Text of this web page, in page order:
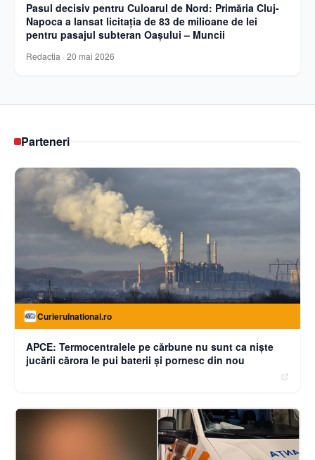
Pasul decisiv pentru Culoarul de Nord: Primăria Cluj-
Napoca a lansat licitația de 83 de milioane de lei
pentru pasajul subteran Oașului – Muncii
Redactia · 20 mai 2026
Parteneri
Curierulnational.ro
APCE: Termocentralele pe cărbune nu sunt ca niște
jucării cărora le pui baterii și pornesc din nou